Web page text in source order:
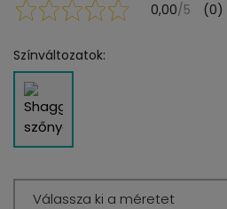
0,00/5 (0)
Színváltozatok:
Válassza ki a méretet